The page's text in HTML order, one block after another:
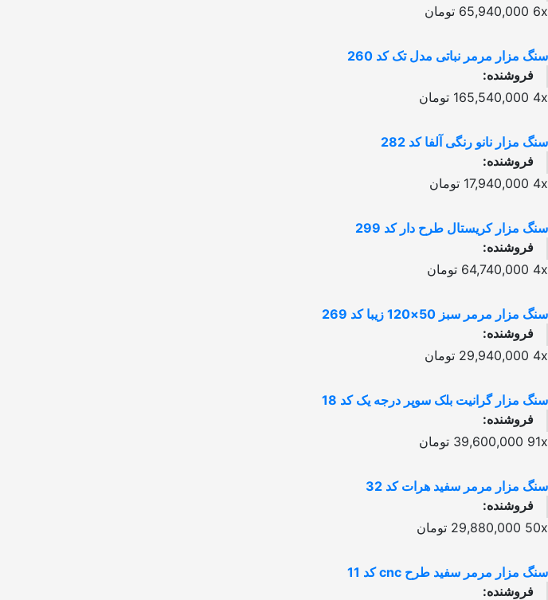
6x
65,940,000 تومان
سنگ مزار مرمر نباتی مدل تک کد 260
فروشنده:
4x
165,540,000 تومان
سنگ مزار نانو رنگی آلفا کد 282
فروشنده:
4x
17,940,000 تومان
سنگ مزار کریستال طرح دار کد 299
فروشنده:
4x
64,740,000 تومان
سنگ مزار مرمر سبز 50×120 زیبا کد 269
فروشنده:
4x
29,940,000 تومان
سنگ مزار گرانیت بلک سوپر درجه یک کد 18
فروشنده:
91x
39,600,000 تومان
سنگ مزار مرمر سفید هرات کد 32
فروشنده:
50x
29,880,000 تومان
سنگ مزار مرمر سفید طرح cnc کد 11
فروشنده: